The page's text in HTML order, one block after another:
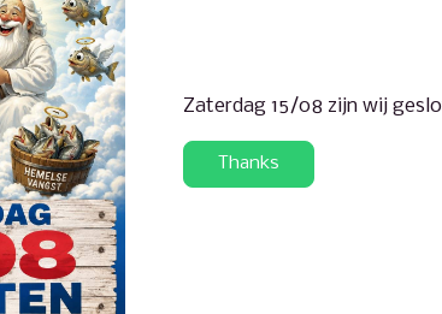
Zaterdag 15/08 zijn wij
Thanks